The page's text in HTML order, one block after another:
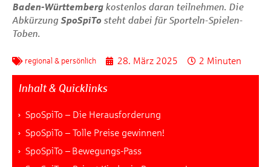
Baden-Württembergkostenlos daran teilnehmen. Die
Abkürzung SpoSpiTosteht dabei für Sporteln-Spielen-
Toben.
regional & persönlich 28. März 2025 2 Minuten
Inhalt & Quicklinks
SpoSpiTo – Die Herausforderung
SpoSpiTo – Tolle Preise gewinnen!
SpoSpiTo – Bewegungs-Pass